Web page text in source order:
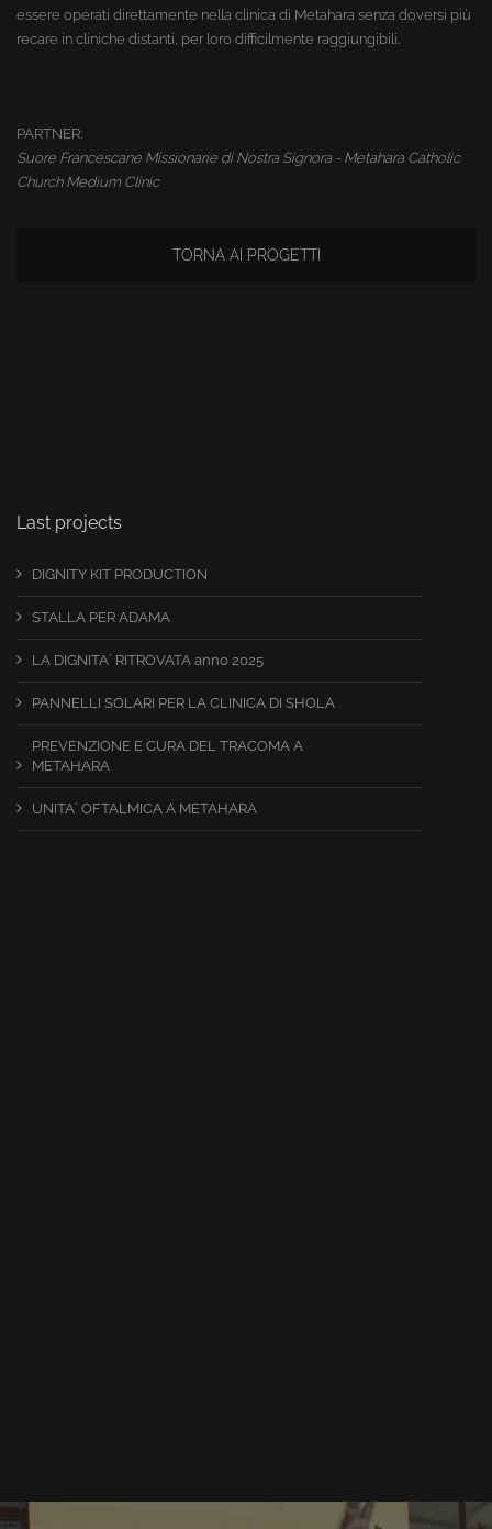
essere operati direttamente nella clinica di Metahara senza doversi più
recare in cliniche distanti, per loro difficilmente raggiungibili.
PARTNER:
Suore Francescane Missionarie di Nostra Signora - Metahara Catholic
Church Medium Clinic
TORNA AI PROGETTI
Last projects
DIGNITY KIT PRODUCTION
STALLA PER ADAMA
LA DIGNITA´ RITROVATA anno 2025
PANNELLI SOLARI PER LA CLINICA DI SHOLA
PREVENZIONE E CURA DEL TRACOMA A
METAHARA
UNITA´ OFTALMICA A METAHARA